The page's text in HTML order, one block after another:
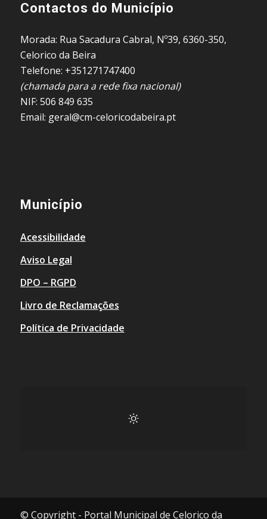
Contactos do Município
Morada: Rua Sacadura Cabral, Nº39, 6360-350,
Celorico da Beira
Telefone: +351271747400
(chamada para a rede fixa nacional)
NIF: 506 849 635
Email: geral@cm-celoricodabeira.pt
Município
Acessibilidade
Aviso Legal
DPO – RGPD
Livro de Reclamações
Política de Privacidade
© Copyright - Portal Municipal de Celorico da